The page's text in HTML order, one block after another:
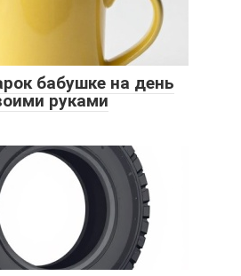
бабушке на день
руками